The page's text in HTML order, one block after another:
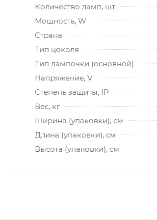
Количество ламп, шт
Мощность, W
Страна
Тип цоколя
Тип лампочки (основной)
Напряжение, V
Степень защиты, IP
Вес, кг
Ширина (упаковки), см
Длина (упаковки), см
Высота (упаковки), см